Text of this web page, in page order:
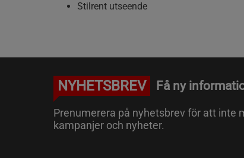
Stilrent utseende
NYHETSBREV Få ny
Prenumerera på nyhetsbrev för att inte
kampanjer och nyheter.